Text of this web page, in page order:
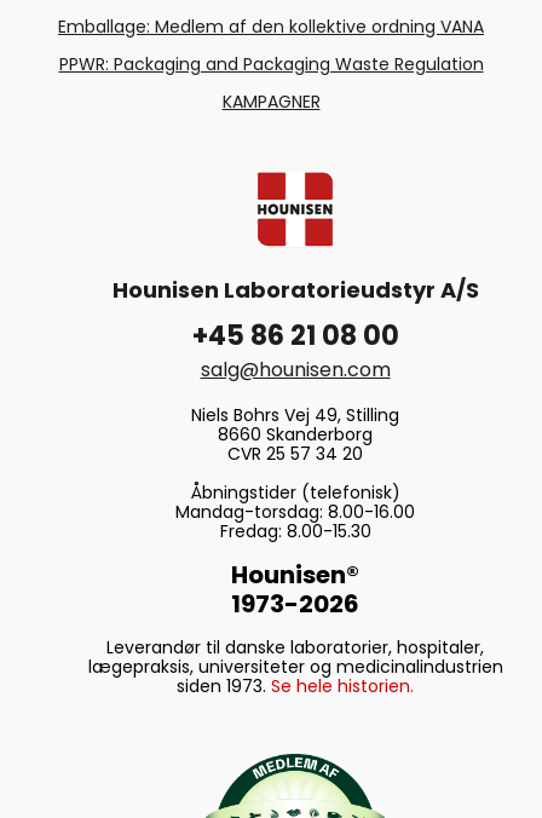
Emballage: Medlem af den kollektive ordning VANA
PPWR: Packaging and Packaging Waste Regulation
KAMPAGNER
Hounisen Laboratorieudstyr A/S
+45 86 21 08 00
salg@hounisen.com
Niels Bohrs Vej 49, Stilling
8660 Skanderborg
CVR 25 57 34 20
Åbningstider (telefonisk)
Mandag-torsdag: 8.00-16.00
Fredag: 8.00-15.30
Hounisen®
1973-2026
Leverandør til danske laboratorier, hospitaler,
lægepraksis, universiteter og medicinalindustrien
siden 1973. Se hele historien.